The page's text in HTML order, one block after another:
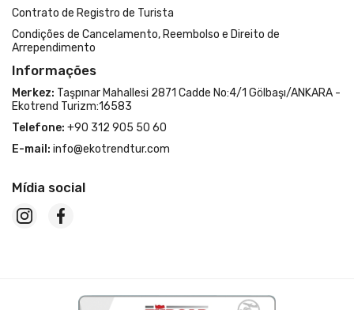
Contrato de Registro de Turista
Condições de Cancelamento, Reembolso e Direito de
Arrependimento
Informações
Merkez: Taşpınar Mahallesi 2871 Cadde No:4/1 Gölbaşı/ANKARA -
Ekotrend Turizm:16583
Telefone: +90 312 905 50 60
E-mail: info@ekotrendtur.com
Mídia social